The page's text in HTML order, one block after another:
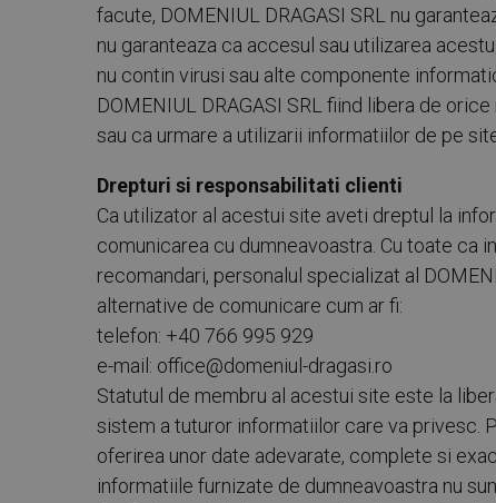
facute, DOMENIUL DRAGASI SRL nu
nu garanteaza ca accesul sau utilizarea
nu contin virusi sau alte componente
DOMENIUL DRAGASI SRL fiind libera de
sau ca urmare a utilizarii informatiilor de pe
Drepturi si responsabilitati clienti
Ca utilizator al acestui site aveti dreptul la
comunicarea cu dumneavoastra. Cu toate
recomandari, personalul specializat al
alternative de comunicare cum ar fi:
telefon: +40 766 995 929
e-mail: office@domeniul-dragasi.ro
Statutul de membru al acestui site este la
sistem a tuturor informatiilor care va privesc.
oferirea unor date adevarate, complete si
informatiile furnizate de dumneavoastra nu